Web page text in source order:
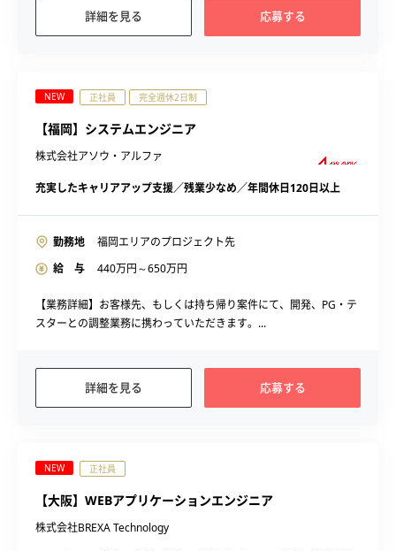
詳細を見る 応募する
NEW 正社員 完全週休2日制
【福岡】システムエンジニア
株式会社アソウ・アルファ
充実したキャリアアップ支援／残業少なめ／年間休日120日以上
勤務地
福岡エリアのプロジェクト先
給 与
440万円～650万円
【業務詳細】お客様先、もしくは持ち帰り案件にて、開発、PG・テ
スターとの調整業務に携わっていただきます。...
詳細を見る 応募する
NEW 正社員
【大阪】WEBアプリケーションエンジニア
株式会社BREXA Technology